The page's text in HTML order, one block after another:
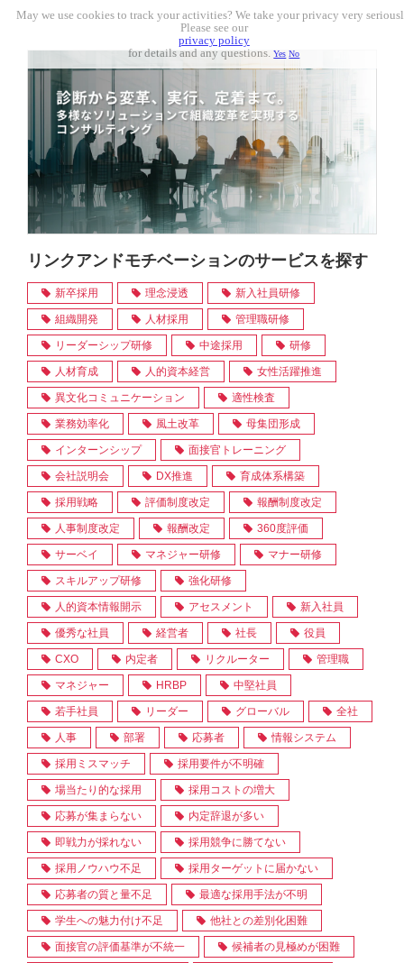
リンクアンドモチベーションのサービスを探す
新卒採用 理念浸透 新入社員研修
組織開発 人材採用 管理職研修
リーダーシップ研修 中途採用 研修
人材育成 人的資本経営 女性活躍推進
異文化コミュニケーション 適性検査
業務効率化 風土改革 母集団形成
インターンシップ 面接官トレーニング
会社説明会 DX推進 育成体系構築
採用戦略 評価制度改定 報酬制度改定
人事制度改定 報酬改定 360度評価
サーベイ マネジャー研修 マナー研修
スキルアップ研修 強化研修
人的資本情報開示 アセスメント 新入社員
優秀な社員 経営者 社長 役員
CXO 内定者 リクルーター 管理職
マネジャー HRBP 中堅社員
若手社員 リーダー グローバル 全社
人事 部署 応募者 情報システム
採用ミスマッチ 採用要件が不明確
場当たり的な採用 採用コストの増大
応募が集まらない 内定辞退が多い
即戦力が採れない 採用競争に勝てない
採用ノウハウ不足 採用ターゲットに届かない
応募者の質と量不足 最適な採用手法が不明
学生への魅力付け不足 他社との差別化困難
面接官の評価基準が不統一 候補者の見極めが困難
May we use cookies to track your activities? We take your privacy very
Please see our
privacy policy
for details and any questions.Yes No